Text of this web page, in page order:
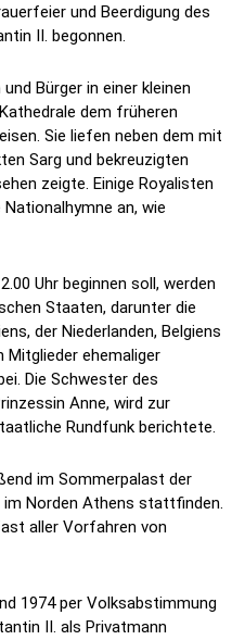
und Beerdigung des
II. begonnen.
Bürger in einer kleinen
dem früheren
Sie liefen neben dem mit
Sarg und bekreuzigten
zeigte. Einige Royalisten
an, wie
Uhr beginnen soll, werden
Staaten, darunter die
der Niederlanden, Belgiens
Mitglieder ehemaliger
Die Schwester des
Anne, wird zur
Rundfunk berichtete.
im Sommerpalast der
im Norden Athens stattfinden.
aller Vorfahren von
1974 per Volksabstimmung
II. als Privatmann